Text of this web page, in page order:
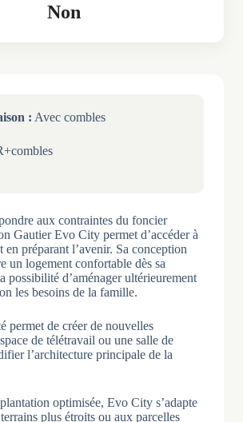
Non
: Avec combles
aux contraintes du foncier
Gautier Evo City permet d’accéder à
en préparant l’avenir. Sa conception
un logement confortable dès sa
possibilité d’aménager ultérieurement
les besoins de la famille.
permet de créer de nouvelles
de télétravail ou une salle de
l’architecture principale de la
optimisée, Evo City s’adapte
plus étroits ou aux parcelles